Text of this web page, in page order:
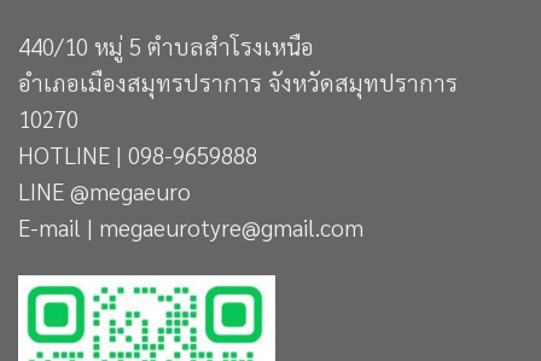
440/10 หมู่ 5 ตำบลสำโรงเหนือ
อำเภอเมืองสมุทรปราการ จังหวัดสมุทปราการ
10270
HOTLINE | 098-9659888
LINE @megaeuro
E-mail | megaeurotyre@gmail.com